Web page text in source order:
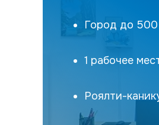
туристами, ваш
окупаемостью
Город до
1 рабочее
Роялти-